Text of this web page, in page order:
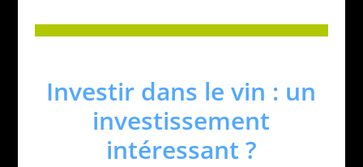
Investir dans le vin : un
investissement
intéressant ?